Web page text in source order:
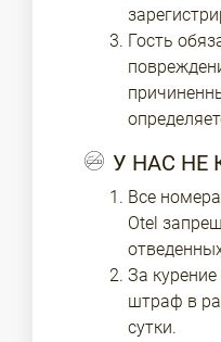
Гость
У НАС НЕ
Все
Otel
За
штраф в
сутки.